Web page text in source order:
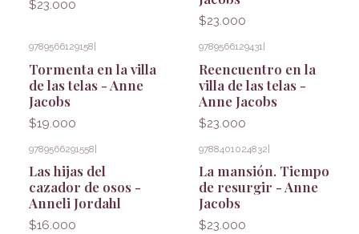
$23.000
$23.000
9789566129158
Tormenta en la villa
de las telas - Anne
Jacobs
$19.000
9789566129431
Reencuentro en la
villa de las telas -
Anne Jacobs
$23.000
9789566291558|
Las hijas del
cazador de osos -
Anneli Jordahl
$16.000
9788401024832|
La mansión. Tiempo
de resurgir - Anne
Jacobs
$23.000